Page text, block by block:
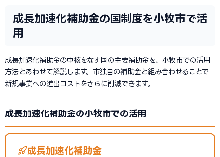
成長加速化補助金の国制度を小牧市で活
用
成長加速化補助金の中核をなす国の主要補助金を、小牧市での活用
方法とあわせて解説します。市独自の補助金と組み合わせることで
新規事業への進出コストをさらに削減できます。
成長加速化補助金の小牧市での活用
成長加速化補助金